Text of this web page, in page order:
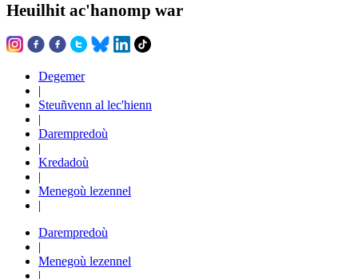
Heuilhit ac'hanomp war
Degemer
|
Steuñvenn al lec'hienn
|
Darempredoù
|
Kredadoù
|
Menegoù lezennel
|
Darempredoù
|
Menegoù lezennel
|